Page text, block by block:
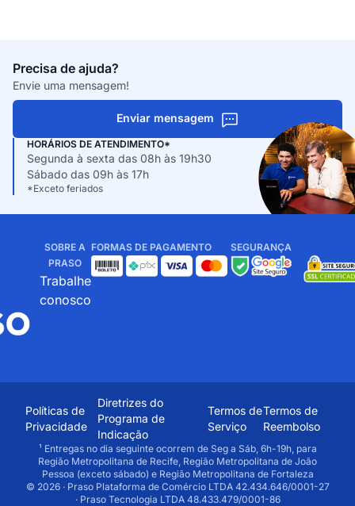
Precisa de ajuda?
Envie uma mensagem!
Enviar mensagem
HORÁRIOS DE ATENDIMENTO*
Segunda à sexta das 08h às 19h30
Sábado das 09h às 17h
*Exceto feriados
SOBRE A
PRASO
Trabalhe
conosco
FORMAS DE PAGAMENTO SEGURANÇA
Políticas de
Privacidade
Diretrizes do
Programa de
Indicação
Termos de
Serviço
Termos de
Reembolso
¹ Entregas no dia seguinte ocorrem de Seg a Sáb, 6h-19h, para
Região Metropolitana de Recife, Região Metropolitana de João
Pessoa (exceto sábado) e Região Metropolitana de Fortaleza
© 2026 · Praso Plataforma de Comércio LTDA 42.434.646/0001-27
· Praso Tecnologia LTDA 48.433.479/0001-86